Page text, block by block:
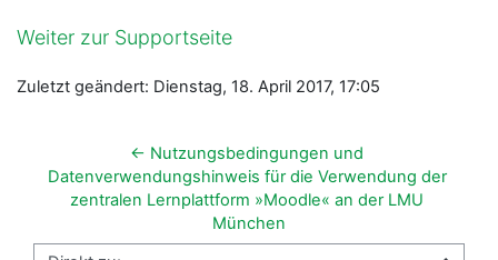
Weiter zur Supportseite
Zuletzt geändert: Dienstag, 18. April 2017, 17:05
← Nutzungsbedingungen und
Datenverwendungshinweis für die Verwendung der
zentralen Lernplattform »Moodle« an der LMU
München